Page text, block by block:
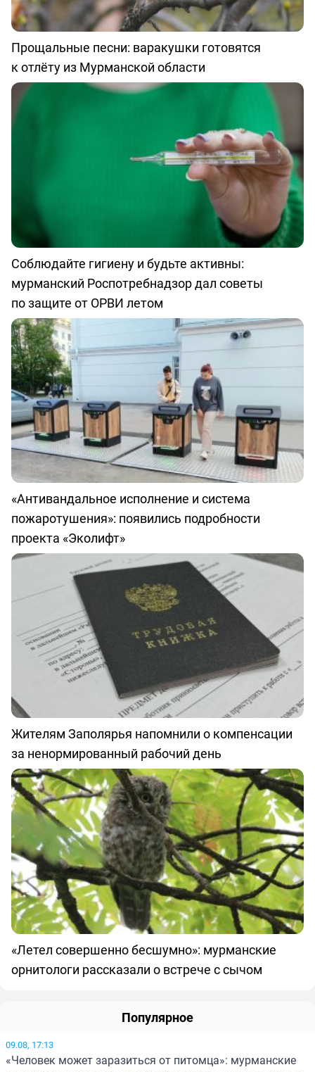
Прощальные песни: варакушки готовятся
к отлёту из Мурманской области
Соблюдайте гигиену и будьте активны:
мурманский Роспотребнадзор дал советы
по защите от ОРВИ летом
«Антивандальное исполнение и система
пожаротушения»: появились подробности
проекта «Эколифт»
Жителям Заполярья напомнили о компенсации
за ненормированный рабочий день
«Летел совершенно бесшумно»: мурманские
орнитологи рассказали о встрече с сычом
Популярное
09.08, 17:13
«Человек может заразиться от питомца»: мурманские